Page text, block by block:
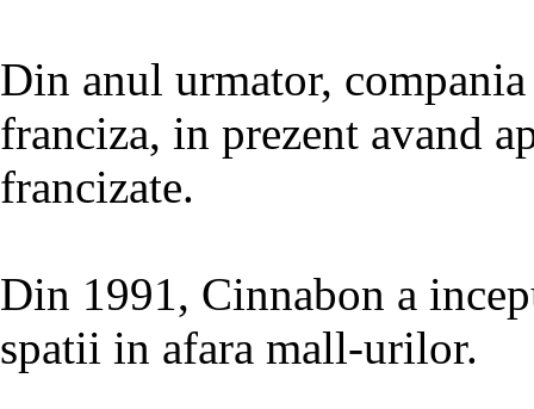
Din anul urmator,
franciza, in prezent avand
francizate.
Din 1991, Cinnabon a
spatii in afara mall-urilor.